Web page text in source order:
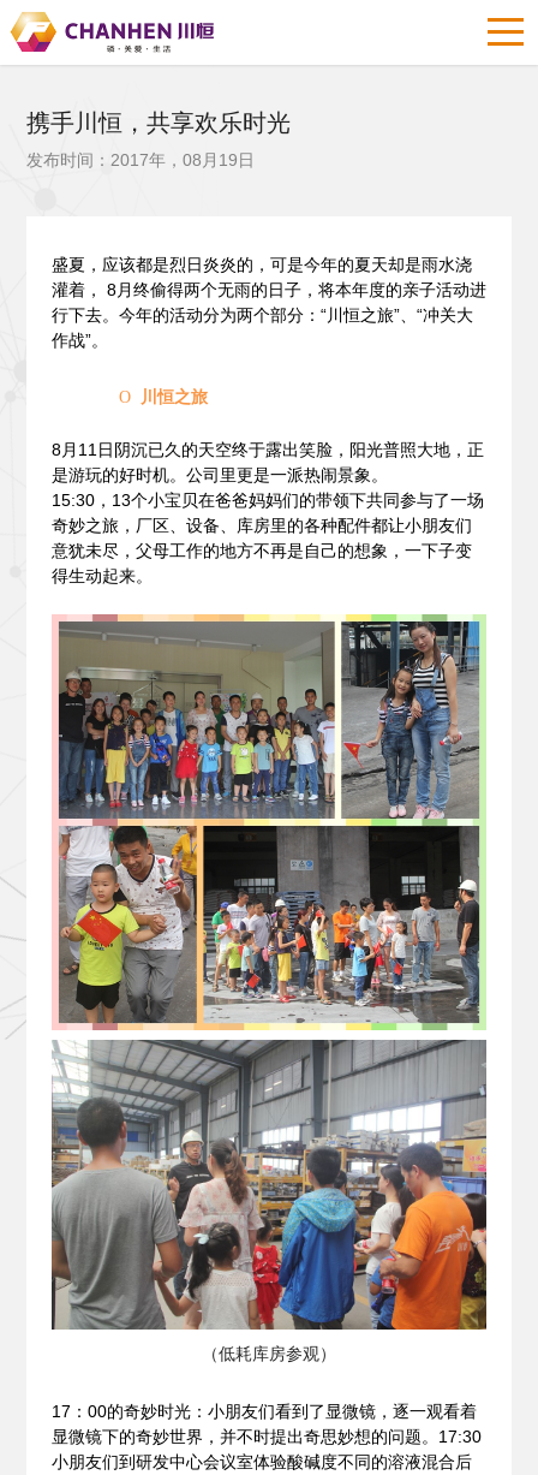
携手川恒，共享欢乐时光
发布时间：2017年，08月19日
盛夏，应该都是烈日炎炎的，可是今年的夏天却是雨水浇
灌着， 8月终偷得两个无雨的日子，将本年度的亲子活动进
行下去。今年的活动分为两个部分：“川恒之旅”、“冲关大
作战”。
O 川恒之旅
8月11日阴沉已久的天空终于露出笑脸，阳光普照大地，正
是游玩的好时机。公司里更是一派热闹景象。
15:30，13个小宝贝在爸爸妈妈们的带领下共同参与了一场
奇妙之旅，厂区、设备、库房里的各种配件都让小朋友们
意犹未尽，父母工作的地方不再是自己的想象，一下子变
得生动起来。
（低耗库房参观）
17 ：00的奇妙时光：小朋友们看到了显微镜，逐一观看着
显微镜下的奇妙世界，并不时提出奇思妙想的问题。17:30
小朋友们到研发中心会议室体验酸碱度不同的溶液混合后